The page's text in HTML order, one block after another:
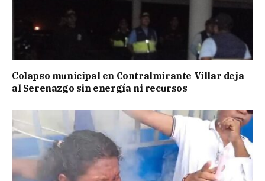
Colapso municipal en Contralmirante Villar deja
al Serenazgo sin energía ni recursos